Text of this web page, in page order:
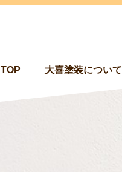
TOP 大喜塗装について